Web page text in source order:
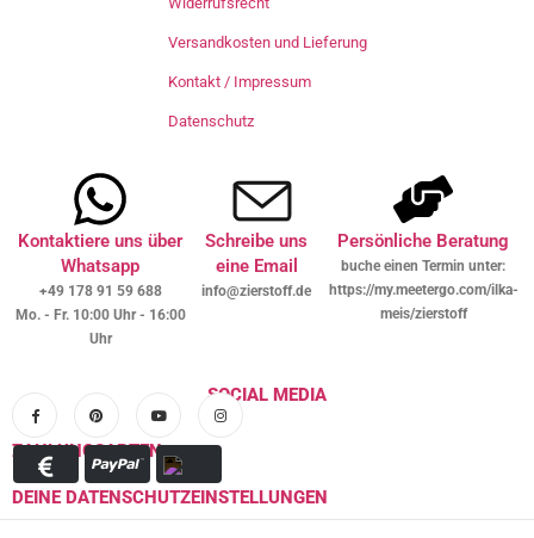
Versandkosten und Lieferung
Kontakt / Impressum
Datenschutz
Kontaktiere uns über
Whatsapp
+49 178 91 59 688
Mo. - Fr. 10:00 Uhr - 16:00
Uhr
Schreibe uns
eine Email
info@zierstoff.de
Persönliche Beratung
buche einen Termin unter:
https://my.meetergo.com/ilka-
meis/zierstoff
SOCIAL MEDIA
ZAHLUNGSARTEN
DEINE DATENSCHUTZEINSTELLUNGEN